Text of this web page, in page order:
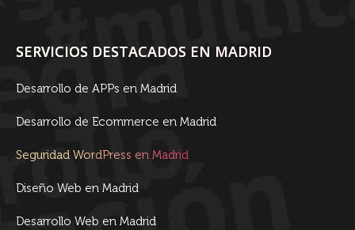
SERVICIOS DESTACADOS EN MADRID
Desarrollo de APPs en Madrid
Desarrollo de Ecommerce en Madrid
Seguridad WordPress en Madrid
Diseño Web en Madrid
Desarrollo Web en Madrid